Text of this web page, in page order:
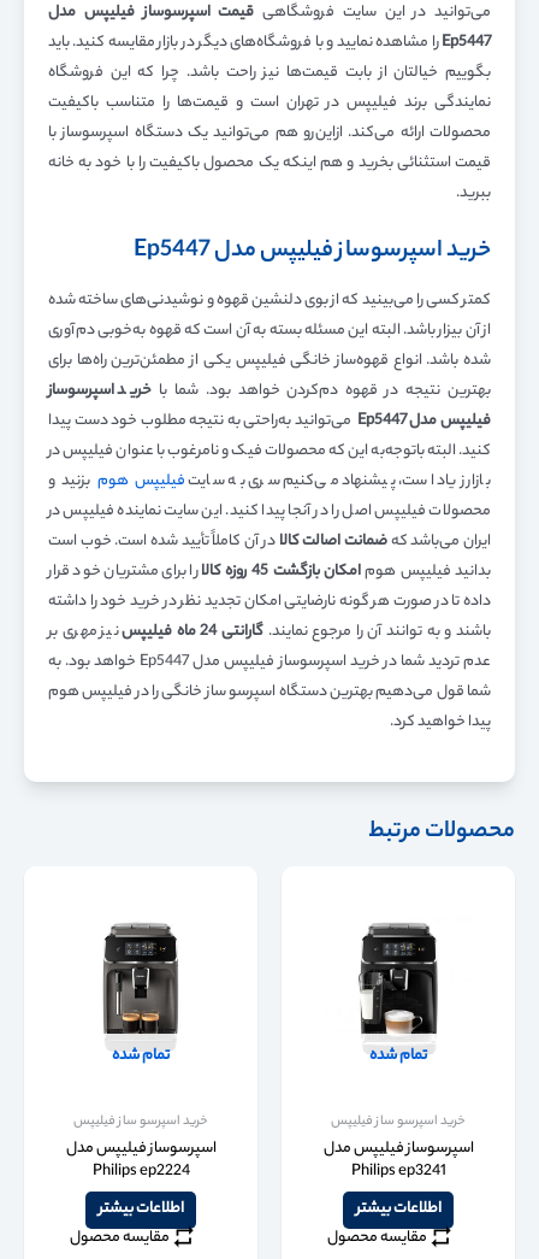
می‌توانید در این سایت فروشگاهی قیمت اسپرسوساز فیلیپس مدل
Ep5447را مشاهده نمایید و با فروشگاه‌های دیگر در بازار مقایسه کنید. باید
بگوییم خیالتان از بابت قیمت‌ها نیز راحت باشد. چرا که این فروشگاه
نمایندگی برند فیلیپس در تهران است و قیمت‌ها را متناسب باکیفیت
محصولات ارائه می‌کند. ازاین‌رو هم می‌توانید یک دستگاه اسپرسوساز با
قیمت استثنائی بخرید و هم اینکه یک محصول باکیفیت را با خود به خانه
ببرید.
خرید اسپرسوساز فیلیپس مدل Ep5447
کمتر کسی را می‌بینید که از بوی دلنشین قهوه و نوشیدنی‌های ساخته شده
از آن بیزار باشد. البته این مسئله بسته به آن است که قهوه به‌خوبی دم‌آوری
شده باشد. انواع قهوه‌ساز خانگی فیلیپس یکی از مطمئن‌ترین راه‌ها برای
بهترین نتیجه در قهوه دم‌کردن خواهد بود. شما باخرید اسپرسوساز
فیلیپس مدلEp5447 می‌توانید به‌راحتی به نتیجه مطلوب خود دست پیدا
کنید. البته باتوجه‌به این که محصولات فیک و نامرغوب با عنوان فیلیپس در
بازار زیاد است، پیشنهاد می‌کنیم سری به سایتفیلیپس هوم بزنید و
محصولات فیلیپس اصل را در آنجا پیدا کنید. این سایت نماینده فیلیپس در
ایران می‌باشد کهضمانت اصالت کالا در آن کاملاً تأیید شده است. خوب است
بدانید فیلیپس هومامکان بازگشت 45 روزه کالا
را برای مشتریان خود قرار
داده تا در صورت هر گونه نارضایتی امکان تجدید نظر در خرید خود را داشته
باشند و به توانند آن را مرجوع نمایند.گارانتی 24 ماه فیلیپس
نیز مهری بر
عدم تردید شما در خرید اسپرسوساز فیلیپس مدل Ep5447 خواهد بود. به
شما قول می‌دهیم بهترین دستگاه اسپرسو ساز خانگی را در فیلیپس هوم
پیدا خواهید کرد.
محصولات مرتبط
تمام شده
خرید اسپرسو ساز فیلیپس
اسپرسوساز فیلیپس مدل
Philips ep3241
اطلاعات بیشتر
مقایسه محصول
تمام شده
خرید اسپرسو ساز فیلیپس
اسپرسوساز فیلیپس مدل
Philips ep2224
اطلاعات بیشتر
مقایسه محصول